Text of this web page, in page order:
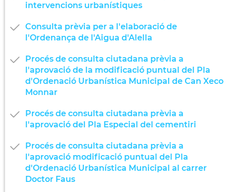
intervencions urbanístiques
Consulta prèvia per a l'elaboració de
l'Ordenança de l'Aigua d'Alella
Procés de consulta ciutadana prèvia a
l'aprovació de la modificació puntual del Pla
d'Ordenació Urbanística Municipal de Can Xeco
Monnar
Procés de consulta ciutadana prèvia a
l'aprovació del Pla Especial del cementiri
Procés de consulta ciutadana prèvia a
l'aprovació modificació puntual del Pla
d'Ordenació Urbanística Municipal al carrer
Doctor Faus